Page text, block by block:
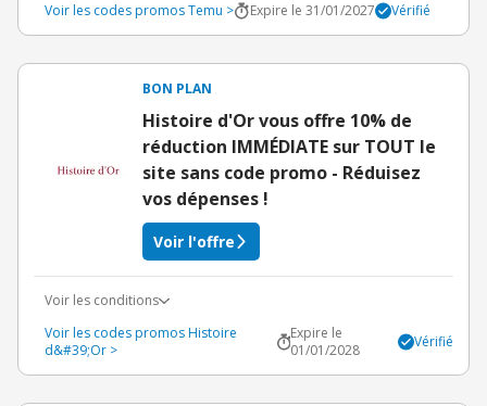
Voir les codes promos Temu >
Expire le 31/01/2027 Vérifié
BON PLAN
Histoire d'Or vous offre 10% de
réduction IMMÉDIATE sur TOUT le
site sans code promo - Réduisez
vos dépenses !
Voir l'offre
Voir les conditions
Voir les codes promos Histoire
d&#39;Or >
Expire le
01/01/2028
Vérifié